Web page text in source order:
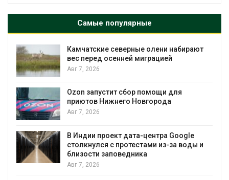
Самые популярные
Тайфун, засуха и пожары: сразу
несколько регионов столкнулись с
экстремальными природными
Авг 7, 2026
Солнечные панели над каналами
позволяют одновременно
воду
Авг 7, 2026
Дождевая вода с крыш может помочь